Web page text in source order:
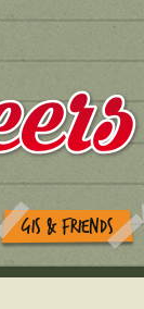
GIS & FRIENDS